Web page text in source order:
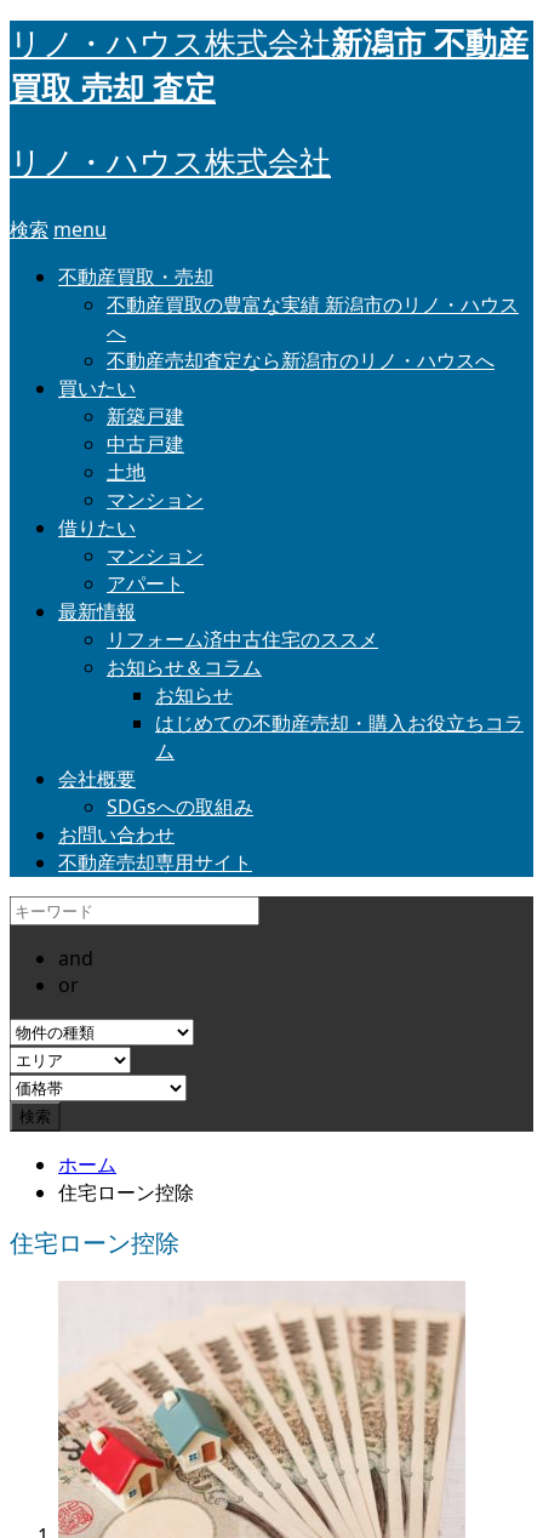
リノ・ハウス株式会社新潟市 不動産
買取 売却 査定
リノ・ハウス株式会社
検索 menu
不動産買取・売却
不動産買取の豊富な実績 新潟市のリノ・ハウス
へ
不動産売却査定なら新潟市のリノ・ハウスへ
買いたい
新築戸建
中古戸建
土地
マンション
借りたい
マンション
アパート
最新情報
リフォーム済中古住宅のススメ
お知らせ＆コラム
お知らせ
はじめての不動産売却・購入お役立ちコラ
ム
会社概要
SDGsへの取組み
お問い合わせ
不動産売却専用サイト
and
or
ホーム
住宅ローン控除
住宅ローン控除